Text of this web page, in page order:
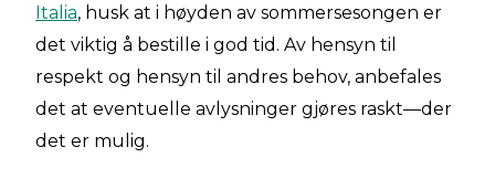
Italia, husk at i høyden av sommersesongen er
det viktig å bestille i god tid. Av hensyn til
respekt og hensyn til andres behov, anbefales
det at eventuelle avlysninger gjøres raskt—der
det er mulig.